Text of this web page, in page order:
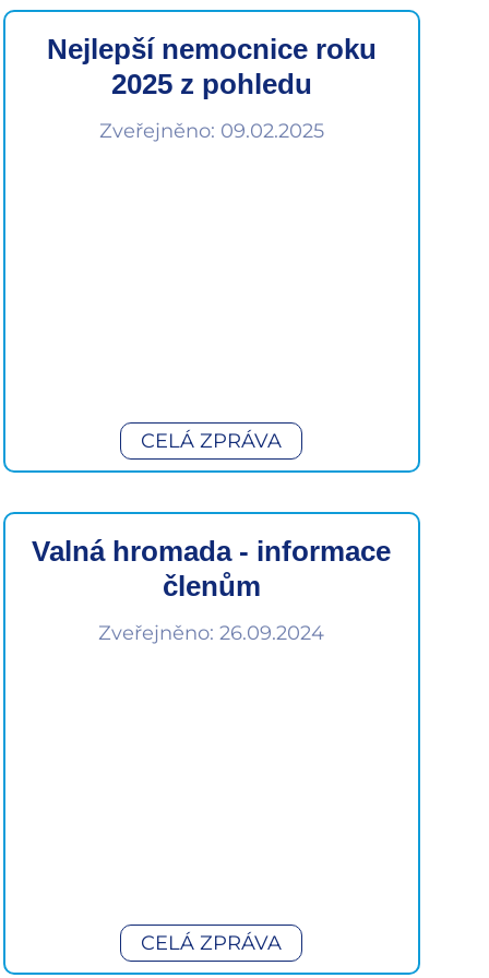
Nejlepší nemocnice roku
2025 z pohledu
zaměstnanců
Zveřejněno: 09.02.2025
CELÁ ZPRÁVA
Valná hromada - informace
členům
Zveřejněno: 26.09.2024
CELÁ ZPRÁVA